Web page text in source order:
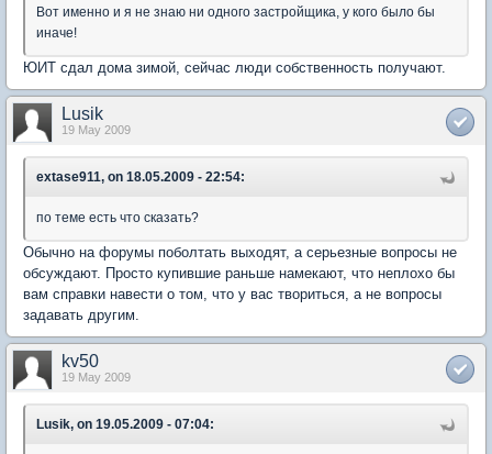
Вот именно и я не знаю ни одного застройщика, у кого было бы
иначе!
ЮИТ сдал дома зимой, сейчас люди собственность получают.
Lusik
19 May 2009
extase911, on 18.05.2009 - 22:54:
по теме есть что сказать?
Обычно на форумы поболтать выходят, а серьезные вопросы не
обсуждают. Просто купившие раньше намекают, что неплохо бы
вам справки навести о том, что у вас твориться, а не вопросы
задавать другим.
kv50
19 May 2009
Lusik, on 19.05.2009 - 07:04: